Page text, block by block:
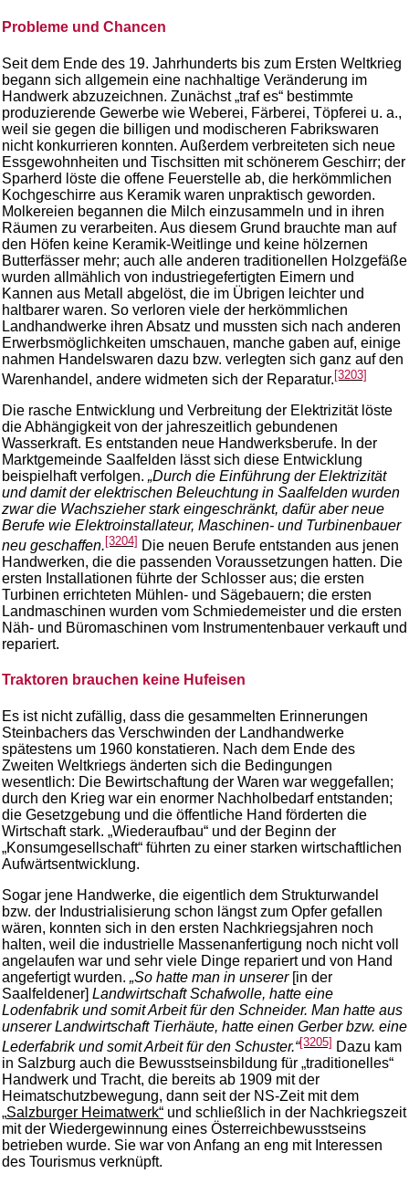
Probleme und Chancen
Seit dem Ende des 19. Jahrhunderts bis zum Ersten Weltkrieg
begann sich allgemein eine nachhaltige Veränderung im
Handwerk abzuzeichnen. Zunächst „traf es“ bestimmte
produzierende Gewerbe wie Weberei, Färberei, Töpferei u. a.,
weil sie gegen die billigen und modischeren Fabrikswaren
nicht konkurrieren konnten. Außerdem verbreiteten sich neue
Essgewohnheiten und Tischsitten mit schönerem Geschirr; der
Sparherd löste die offene Feuerstelle ab, die herkömmlichen
Kochgeschirre aus Keramik waren unpraktisch geworden.
Molkereien begannen die Milch einzusammeln und in ihren
Räumen zu verarbeiten. Aus diesem Grund brauchte man auf
den Höfen keine Keramik-Weitlinge und keine hölzernen
Butterfässer mehr; auch alle anderen traditionellen Holzgefäße
wurden allmählich von industriegefertigten Eimern und
Kannen aus Metall abgelöst, die im Übrigen leichter und
haltbarer waren. So verloren viele der herkömmlichen
Landhandwerke ihren Absatz und mussten sich nach anderen
Erwerbsmöglichkeiten umschauen, manche gaben auf, einige
nahmen Handelswaren dazu bzw. verlegten sich ganz auf den
Warenhandel, andere widmeten sich der Reparatur.[3203]
Die rasche Entwicklung und Verbreitung der Elektrizität löste
die Abhängigkeit von der jahreszeitlich gebundenen
Wasserkraft. Es entstanden neue Handwerksberufe. In der
Marktgemeinde Saalfelden lässt sich diese Entwicklung
beispielhaft verfolgen. „Durch die Einführung der Elektrizität
und damit der elektrischen Beleuchtung in Saalfelden wurden
zwar die Wachszieher stark eingeschränkt, dafür aber neue
Berufe wie Elektroinstallateur, Maschinen- und Turbinenbauer
neu geschaffen. [3204] Die neuen Berufe entstanden aus jenen
Handwerken, die die passenden Voraussetzungen hatten. Die
ersten Installationen führte der Schlosser aus; die ersten
Turbinen errichteten Mühlen- und Sägebauern; die ersten
Landmaschinen wurden vom Schmiedemeister und die ersten
Näh- und Büromaschinen vom Instrumentenbauer verkauft und
repariert.
Traktoren brauchen keine Hufeisen
Es ist nicht zufällig, dass die gesammelten Erinnerungen
Steinbachers das Verschwinden der Landhandwerke
spätestens um 1960 konstatieren. Nach dem Ende des
Zweiten Weltkriegs änderten sich die Bedingungen
wesentlich: Die Bewirtschaftung der Waren war weggefallen;
durch den Krieg war ein enormer Nachholbedarf entstanden;
die Gesetzgebung und die öffentliche Hand förderten die
Wirtschaft stark. „Wiederaufbau“ und der Beginn der
„Konsumgesellschaft“ führten zu einer starken wirtschaftlichen
Aufwärtsentwicklung.
Sogar jene Handwerke, die eigentlich dem Strukturwandel
bzw. der Industrialisierung schon längst zum Opfer gefallen
wären, konnten sich in den ersten Nachkriegsjahren noch
halten, weil die industrielle Massenanfertigung noch nicht voll
angelaufen war und sehr viele Dinge repariert und von Hand
angefertigt wurden. „So hatte man in unserer [in der
Saalfeldener] Landwirtschaft Schafwolle, hatte eine
Lodenfabrik und somit Arbeit für den Schneider. Man hatte aus
unserer Landwirtschaft Tierhäute, hatte einen Gerber bzw. eine
Lederfabrik und somit Arbeit für den Schuster.“[3205] Dazu kam
in Salzburg auch die Bewusstseinsbildung für „traditionelles“
Handwerk und Tracht, die bereits ab 1909 mit der
Heimatschutzbewegung, dann seit der NS-Zeit mit dem
„Salzburger Heimatwerk“ und schließlich in der Nachkriegszeit
mit der Wiedergewinnung eines Österreichbewusstseins
betrieben wurde. Sie war von Anfang an eng mit Interessen
des Tourismus verknüpft.